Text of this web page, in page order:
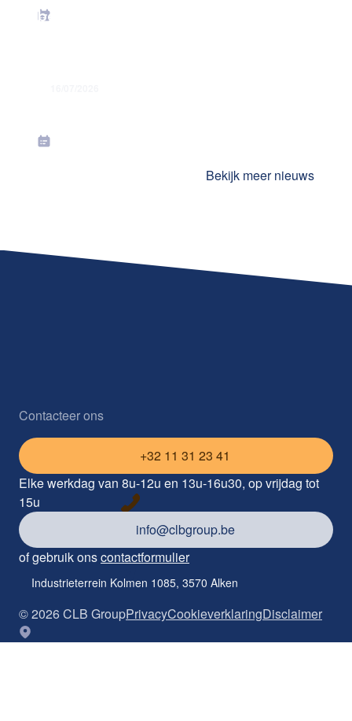
bedrag juni 2026
Bekijk meer nieuws
Contacteer ons
+32 11 31 23 41
Elke werkdag van 8u-12u en 13u-16u30, op vrijdag tot
15u
info@clbgroup.be
of gebruik onscontactformulier
Industrieterrein Kolmen 1085, 3570 Alken
©2026CLB GroupPrivacyCookieverklaringDisclaimer